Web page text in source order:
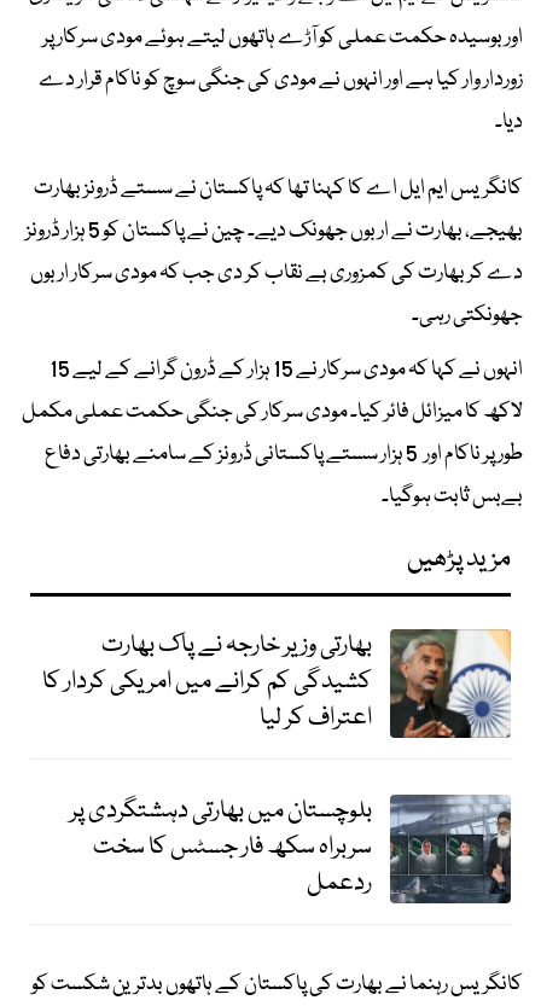
اور بوسیدہ حکمت عملی کو آڑے ہاتھوں لیتے ہوئے مودی سرکار پر
زوردار وار کیا ہے اور انہوں نے مودی کی جنگی سوچ کو ناکام قرار دے
دیا۔
کانگریس ایم ایل اے کا کہنا تھا کہ پاکستان نے سستے ڈرونز بھارت
بھیجے، بھارت نے اربوں جھونک دیے۔ چین نے پاکستان کو 5 ہزار ڈرونز
دے کر بھارت کی کمزوری بے نقاب کر دی جب کہ مودی سرکار اربوں
جھونکتی رہی۔
انہوں نے کہا کہ مودی سرکار نے 15 ہزار کے ڈرون گرانے کے لیے 15
لاکھ کا میزائل فائر کیا۔ مودی سرکار کی جنگی حکمت عملی مکمل
طور پر ناکام اور 5 ہزار سستے پاکستانی ڈرونز کے سامنے بھارتی دفاع
بےبس ثابت ہوگیا۔
مزید پڑھیں
بھارتی وزیر خارجہ نے پاک بھارت
کشیدگی کم کرانے میں امریکی کردار کا
اعتراف کر لیا
بلوچستان میں بھارتی دہشتگردی پر
سربراہ سکھ فار جسٹس کا سخت
ردعمل
کانگریس رہنما نے بھارت کی پاکستان کے ہاتھوں بدترین شکست کو